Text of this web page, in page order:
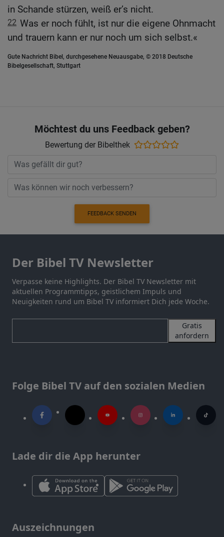
in Schande stürzen, weiß er’s nicht.
22 Was er noch fühlt, ist nur die eigene Ohnmacht
und trauern kann er nur noch um sich selbst.«
Gute Nachricht Bibel, durchgesehene Neuausgabe, © 2018 Deutsche
Bibelgesellschaft, Stuttgart
Möchtest du uns Feedback geben?
Bewertung der Bibelthek
FEEDBACK SENDEN
Der Bibel TV Newsletter
Verpasse keine Highlights. Der Bibel TV Newsletter mit
aktuellen Programmtipps, geistlichem Impuls und
Neuigkeiten rund um Bibel TV informiert Dich jede Woche.
Gratis
anfordern
Folge Bibel TV auf den sozialen Medien
Lade dir die App herunter
Auszeichnungen